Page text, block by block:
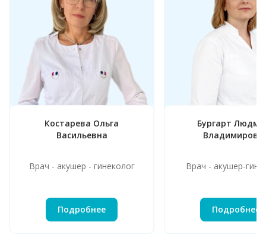
Костарева Ольга
Васильевна
Врач - акушер - гинеколог
Подробнее
Бургарт
Врач - акушер-
Подробнее